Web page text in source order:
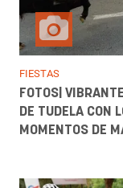
FIESTAS
FOTOS|
DE TUDELA CON
MOMENTOS DE